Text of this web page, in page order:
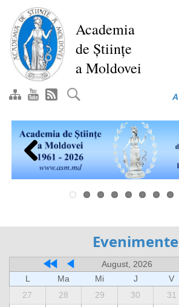
Перейти
основному
содержанию
Academia
de Științe
a Moldovei
A
Previous
Evenimente
August, 2026
L
Ma Mi J V
27
28 29 30 31